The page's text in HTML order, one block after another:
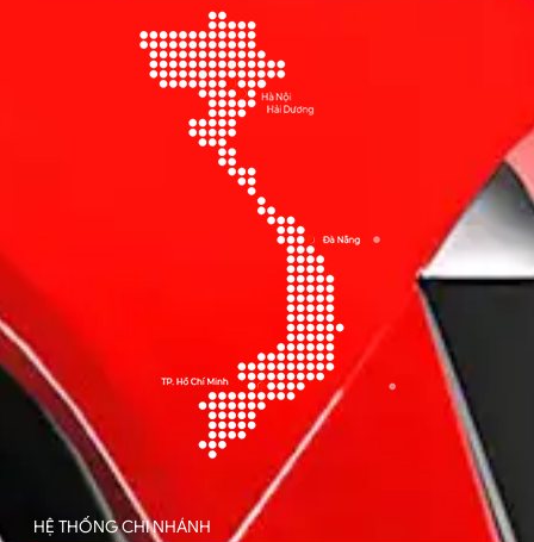
HỆ THỐNG CHI NHÁNH